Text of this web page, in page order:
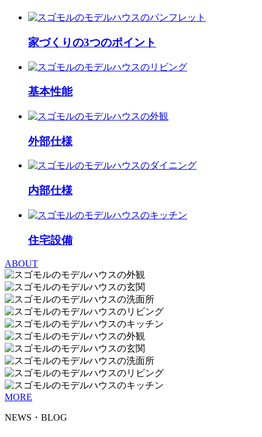
家づくりの3つのポイント
基本性能
外部仕様
内部仕様
住宅設備
ABOUT
MORE
NEWS・BLOG